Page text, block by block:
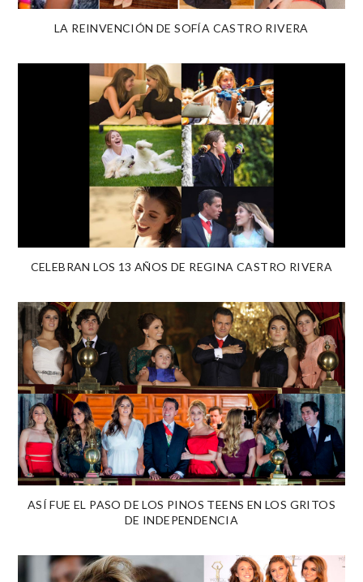
LA REINVENCIÓN DE SOFÍA CASTRO RIVERA
CELEBRAN LOS 13 AÑOS DE REGINA CASTRO RIVERA
ASÍ FUE EL PASO DE LOS PINOS TEENS EN LOS GRITOS
DE INDEPENDENCIA